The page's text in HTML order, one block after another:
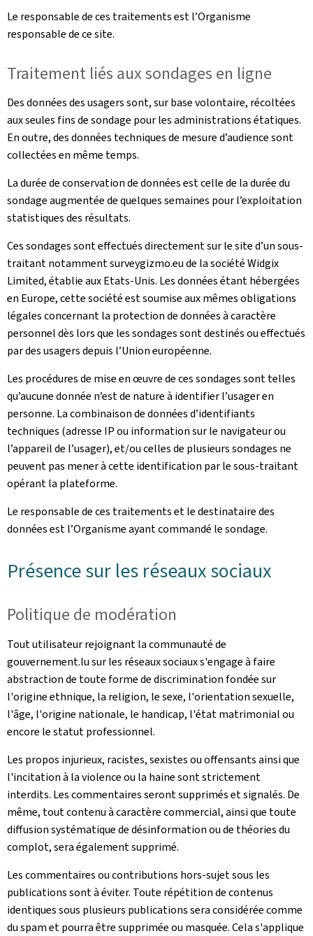
Le responsable de ces traitements est l’Organisme
responsable de ce site.
Traitement liés aux sondages en ligne
Des données des usagers sont, sur base volontaire, récoltées
aux seules fins de sondage pour les administrations étatiques.
En outre, des données techniques de mesure d’audience sont
collectées en même temps.
La durée de conservation de données est celle de la durée du
sondage augmentée de quelques semaines pour l’exploitation
statistiques des résultats.
Ces sondages sont effectués directement sur le site d’un sous-
traitant notamment surveygizmo.eu de la société Widgix
Limited, établie aux Etats-Unis. Les données étant hébergées
en Europe, cette société est soumise aux mêmes obligations
légales concernant la protection de données à caractère
personnel dès lors que les sondages sont destinés ou effectués
par des usagers depuis l’Union européenne.
Les procédures de mise en œuvre de ces sondages sont telles
qu’aucune donnée n’est de nature à identifier l’usager en
personne. La combinaison de données d’identifiants
techniques (adresse IP ou information sur le navigateur ou
l’appareil de l’usager), et/ou celles de plusieurs sondages ne
peuvent pas mener à cette identification par le sous-traitant
opérant la plateforme.
Le responsable de ces traitements et le destinataire des
données est l’Organisme ayant commandé le sondage.
Présence sur les réseaux sociaux
Politique de modération
Tout utilisateur rejoignant la communauté de
gouvernement.lu sur les réseaux sociaux s'engage à faire
abstraction de toute forme de discrimination fondée sur
l'origine ethnique, la religion, le sexe, l'orientation sexuelle,
l'âge, l'origine nationale, le handicap, l'état matrimonial ou
encore le statut professionnel.
Les propos injurieux, racistes, sexistes ou offensants ainsi que
l'incitation à la violence ou la haine sont strictement
interdits. Les commentaires seront supprimés et signalés. De
même, tout contenu à caractère commercial, ainsi que toute
diffusion systématique de désinformation ou de théories du
complot, sera également supprimé.
Les commentaires ou contributions hors-sujet sous les
publications sont à éviter. Toute répétition de contenus
identiques sous plusieurs publications sera considérée comme
du spam et pourra être supprimée ou masquée. Cela s'applique